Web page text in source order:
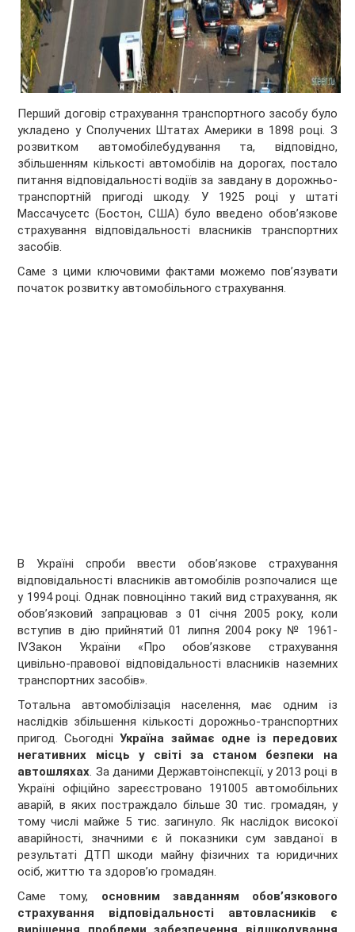
Перший договір страхування транспортного засобу було
укладено у Сполучених Штатах Америки в 1898 році. З
розвитком автомобілебудування та, відповідно,
збільшенням кількості автомобілів на дорогах, постало
питання відповідальності водіїв за завдану в дорожньо-
транспортній пригоді шкоду. У 1925 році у штаті
Массачусетс (Бостон, США) було введено обов’язкове
страхування відповідальності власників транспортних
засобів.
Саме з цими ключовими фактами можемо пов’язувати
початок розвитку автомобільного страхування.
В Україні спроби ввести обов’язкове страхування
відповідальності власників автомобілів розпочалися ще
у 1994 році. Однак повноцінно такий вид страхування, як
обов’язковий запрацював з 01 січня 2005 року, коли
вступив в дію прийнятий 01 липня 2004 року № 1961-
IVЗакон України «Про обов’язкове страхування
цивільно-правової відповідальності власників наземних
транспортних засобів».
Тотальна автомобілізація населення, має одним із
наслідків збільшення кількості дорожньо-транспортних
пригод. СьогодніУкраїна займає одне із передових
негативних місць у світі за станом безпеки на
автошляхах. За даними Державтоінспекції, у 2013 році в
Україні офіційно зареєстровано 191005 автомобільних
аварій, в яких постраждало більше 30 тис. громадян, у
тому числі майже 5 тис. загинуло. Як наслідок високої
аварійності, значними є й показники сум завданої в
результаті ДТП шкоди майну фізичних та юридичних
осіб, життю та здоров’ю громадян.
Саме тому, основним завданням обов’язкового
страхування відповідальності автовласників є